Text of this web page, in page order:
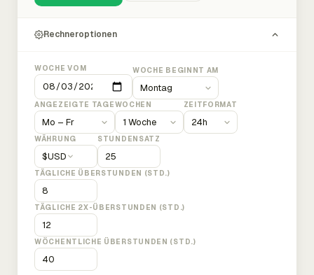
Rechneroptionen
WOCHE VOM WOCHE BEGINNT AM
ANGEZEIGTE TAGEWOCHEN ZEITFORMAT
WÄHRUNG
$USD
STUNDENSATZ
TÄGLICHE ÜBERSTUNDEN (STD.)
TÄGLICHE 2X-ÜBERSTUNDEN (STD.)
WÖCHENTLICHE ÜBERSTUNDEN (STD.)